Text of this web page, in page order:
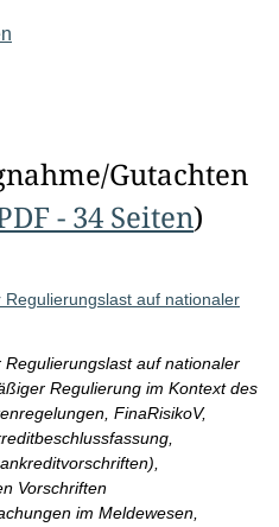
Gutachten
- 34 Seiten)
auf nationaler
auf nationaler
Regulierung im Kontext des
FinaRisikoV,
Vorschriften
im Meldewesen,